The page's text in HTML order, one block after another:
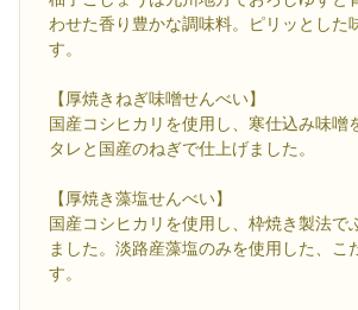
わせた香り豊かな調味料。ピリッとした
す。
【厚焼きねぎ味噌せんべい】
国産コシヒカリを使用し、寒仕込み味噌
タレと国産のねぎで仕上げました。
【厚焼き藻塩せんべい】
国産コシヒカリを使用し、枠焼き製法で
ました。淡路産藻塩のみを使用した、こ
す。